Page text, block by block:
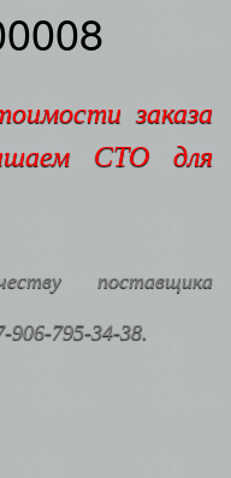
заказа
СТО для
поставщика
906-795-34-38.